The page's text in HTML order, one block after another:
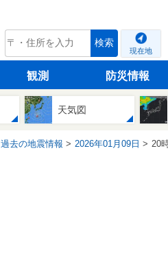
tenki.jp 検索
現在地
観測 防災情報
天気図
過去の地震情報 2026年01月09日 20